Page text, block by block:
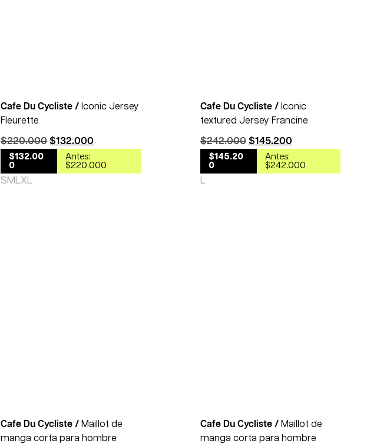
Cafe Du Cycliste / Iconic Jersey
Fleurette
$220.000 $132.000
$132.00
0
Antes:
$220.000
SM LXL
Cafe Du Cycliste / Iconic
textured Jersey Francine
$242.000 $145.200
$145.20
0
Antes:
$242.000
L
Cafe Du Cycliste / Maillot de
manga corta para hombre
Cafe Du Cycliste / Maillot de
manga corta para hombre